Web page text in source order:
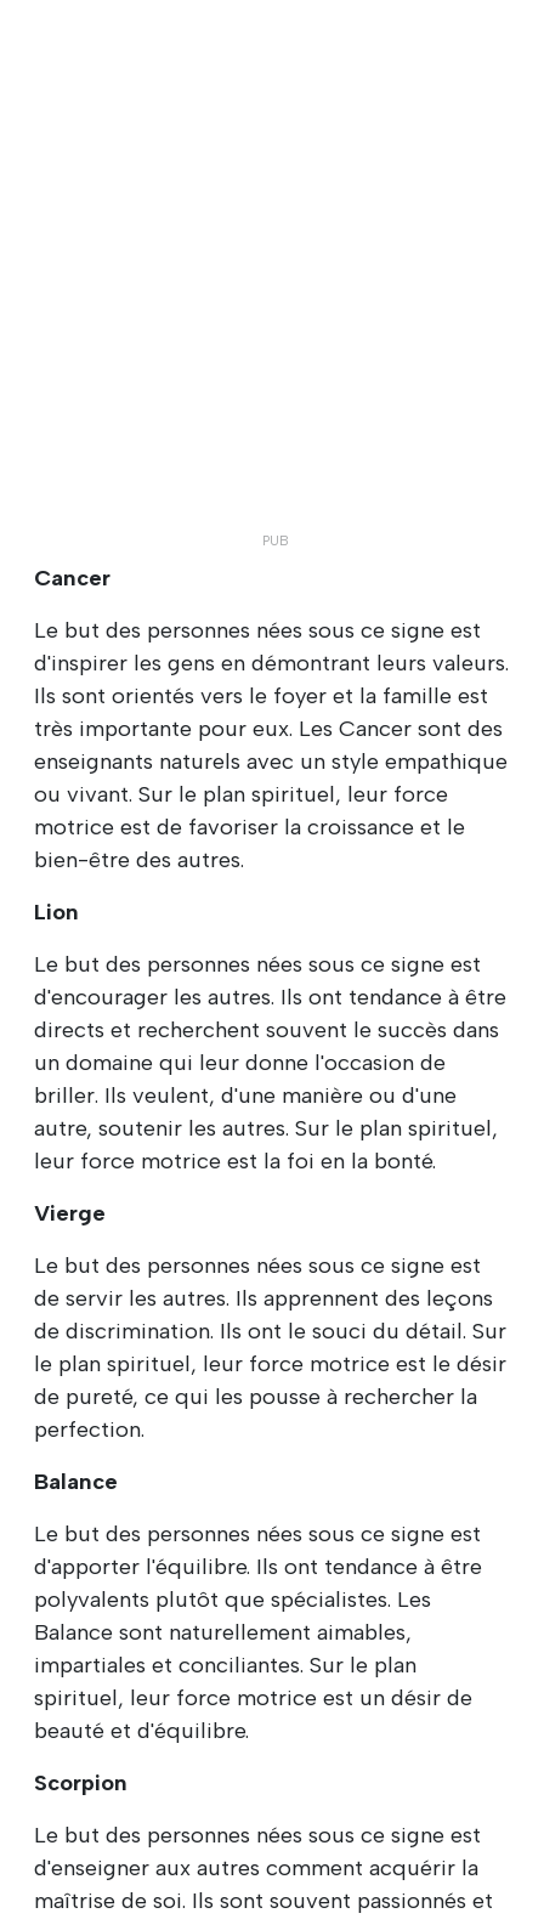
Cancer
Le but des personnes nées sous ce signe est
d'inspirer les gens en démontrant leurs valeurs.
Ils sont orientés vers le foyer et la famille est
très importante pour eux. Les Cancer sont des
enseignants naturels avec un style empathique
ou vivant. Sur le plan spirituel, leur force
motrice est de favoriser la croissance et le
bien-être des autres.
Lion
Le but des personnes nées sous ce signe est
d'encourager les autres. Ils ont tendance à être
directs et recherchent souvent le succès dans
un domaine qui leur donne l'occasion de
briller. Ils veulent, d'une manière ou d'une
autre, soutenir les autres. Sur le plan spirituel,
leur force motrice est la foi en la bonté.
Vierge
Le but des personnes nées sous ce signe est
de servir les autres. Ils apprennent des leçons
de discrimination. Ils ont le souci du détail. Sur
le plan spirituel, leur force motrice est le désir
de pureté, ce qui les pousse à rechercher la
perfection.
Balance
Le but des personnes nées sous ce signe est
d'apporter l'équilibre. Ils ont tendance à être
polyvalents plutôt que spécialistes. Les
Balance sont naturellement aimables,
impartiales et conciliantes. Sur le plan
spirituel, leur force motrice est un désir de
beauté et d'équilibre.
Scorpion
Le but des personnes nées sous ce signe est
d'enseigner aux autres comment acquérir la
maîtrise de soi. Ils sont souvent passionnés et